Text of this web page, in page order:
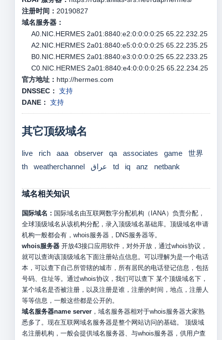
注册时间： 20190827
域名服务器：
A0.NIC.HERMES 2a01:8840:e2:0:0:0:0:25 65.22.232.25
A2.NIC.HERMES 2a01:8840:e5:0:0:0:0:25 65.22.235.25
B0.NIC.HERMES 2a01:8840:e3:0:0:0:0:25 65.22.233.25
C0.NIC.HERMES 2a01:8840:e4:0:0:0:0:25 65.22.234.25
官方地址： http://hermes.com
DNSSEC： 支持
DANE： 支持
其它顶级域名
live rich aaa observer qa associates game
世界
th
weatherchannel عراق td iq anz netbank
域名相关知识
国际域名： 国际域名由互联网数字分配机构（IANA）负责分配，
全球顶级域名从该机构分配，录入顶级域名基础库。顶级域名申请
机构一般都会有，whois服务器，DNS服务器等。
whois服务器开放43接口应用软件，对外开放，通过whois协议，
就可以查询该顶级域名下面注册站点信息。可以理解为是一个电话
本，可以查下自己所管辖的城市，所有居民的电话登记信息，包括
号码、住址等。通过whois协议，我们可以查下 某个顶级域名下，
某个域名是否被注册，以及注册是谁，注册的时间，地点，注册人
等等信息，一般这些都是公开的。
域名服务器name server，域名服务器相对于whois服务器大家熟
悉多了。现在互联网域名服务器是整个网站访问的基础。 顶级域
名注册机构，一般会提供域名服务器、与whois服务器，供用户查